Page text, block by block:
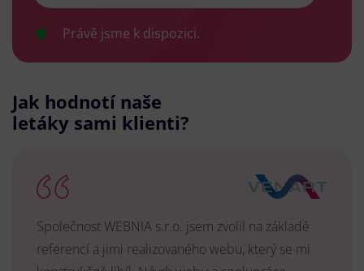
Právě jsme k dispozici.
Jak hodnotí naše
letáky sami klienti?
Společnost WEBNIA s.r.o. jsem zvolil na základě
referencí a jimi realizovaného webu, který se mi